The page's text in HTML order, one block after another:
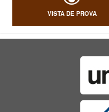
VISTA DE PROVA